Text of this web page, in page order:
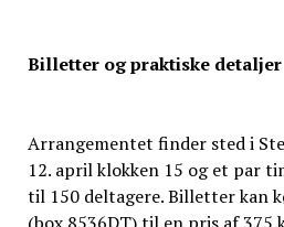
Billetter og praktiske detaljer
Arrangementet finder sted i
12. april klokken 15 og et par
til 150 deltagere. Billetter kan
(box 8536DT) til en pris af 375